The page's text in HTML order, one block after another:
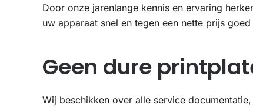
Door onze jarenlange kennis en ervaring
uw apparaat snel en tegen een nette prijs
Geen dure
Wij beschikken over alle service